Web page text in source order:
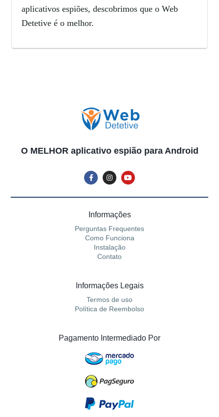
aplicativos espiões, descobrimos que o Web
Detetive é o melhor.
O MELHOR aplicativo espião para Android
Informações
Perguntas Frequentes
Como Funciona
Instalação
Contato
Informações Legais
Termos de uso
Política de Reembolso
Pagamento Intermediado Por